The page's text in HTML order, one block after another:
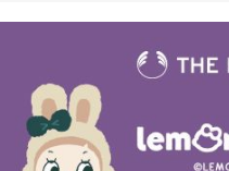
鑫傳國際多媒體科技股份
勿轉載本網站內容 © All